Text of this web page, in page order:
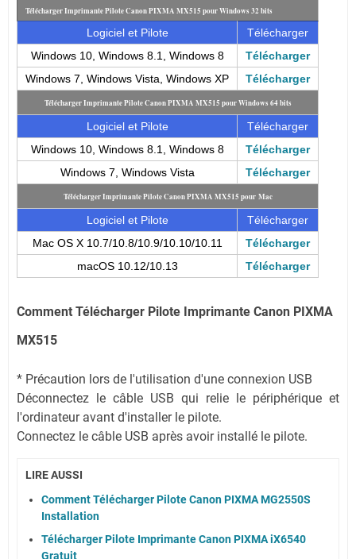
Télécharger Imprimante Pilote Canon PIXMA MX515 pour Windows 32 bits
Logiciel et Pilote
Télécharger
Windows 10, Windows 8.1, Windows 8
Télécharger
Windows 7, Windows Vista, Windows XP
Télécharger
Télécharger Imprimante Pilote Canon PIXMA MX515 pour Windows 64 bits
Logiciel et Pilote
Télécharger
Windows 10, Windows 8.1, Windows 8
Télécharger
Windows 7, Windows Vista
Télécharger
Télécharger Imprimante Pilote Canon PIXMA MX515 pour Mac
Logiciel et Pilote
Télécharger
Mac OS X 10.7/10.8/10.9/10.10/10.11
Télécharger
macOS 10.12/10.13
Télécharger
Comment Télécharger Pilote Imprimante Canon PIXMA
MX515
* Précaution lors de l'utilisation d'une connexion USB
Déconnectez le câble USB qui relie le périphérique et
l'ordinateur avant d'installer le pilote.
Connectez le câble USB après avoir installé le pilote.
LIRE AUSSI
Comment Télécharger Pilote Canon PIXMA MG2550S
Installation
Télécharger Pilote Imprimante Canon PIXMA iX6540
Gratuit